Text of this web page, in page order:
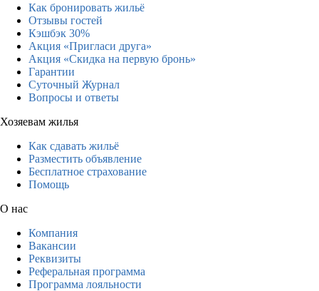
Как бронировать жильё
Отзывы гостей
Кэшбэк 30%
Акция «Пригласи друга»
Акция «Скидка на первую бронь»
Гарантии
Суточный Журнал
Вопросы и ответы
Хозяевам жилья
Как сдавать жильё
Разместить объявление
Бесплатное страхование
Помощь
О нас
Компания
Вакансии
Реквизиты
Реферальная программа
Программа лояльности